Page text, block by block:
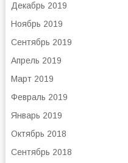
Декабрь 2019
Ноябрь 2019
Сентябрь 2019
Апрель 2019
Март 2019
Февраль 2019
Январь 2019
Октябрь 2018
Сентябрь 2018